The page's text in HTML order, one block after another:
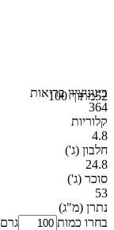
52מתוך 100בינוניציון בריאות
364
קלוריות
4.8
חלבון (ג')
24.8
סוכר (ג')
53
נתרן (מ"ג)
בחרו כמות
גרם